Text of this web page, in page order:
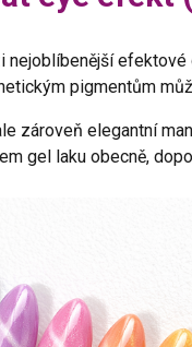
efektové
pigmentům
zároveň elegantní
gel laku obecně,